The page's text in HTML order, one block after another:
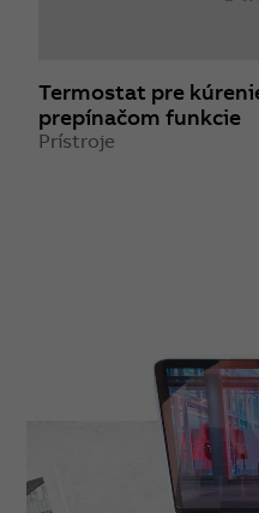
Termostat pre
prepínačom funkcie
Prístroje